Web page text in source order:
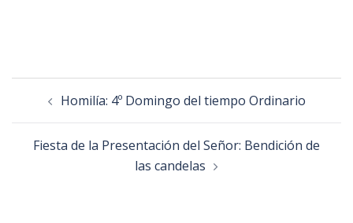
Homilía: 4º Domingo del tiempo Ordinario
Fiesta de la Presentación del Señor: Bendición de
las candelas